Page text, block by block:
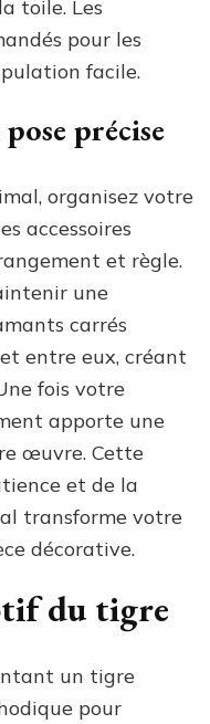
toile. Les
pour les
facile.
précise
organisez votre
accessoires
et règle.
une
carrés
entre eux, créant
fois votre
apporte une
œuvre. Cette
et de la
transforme votre
décorative.
du tigre
un tigre
pour